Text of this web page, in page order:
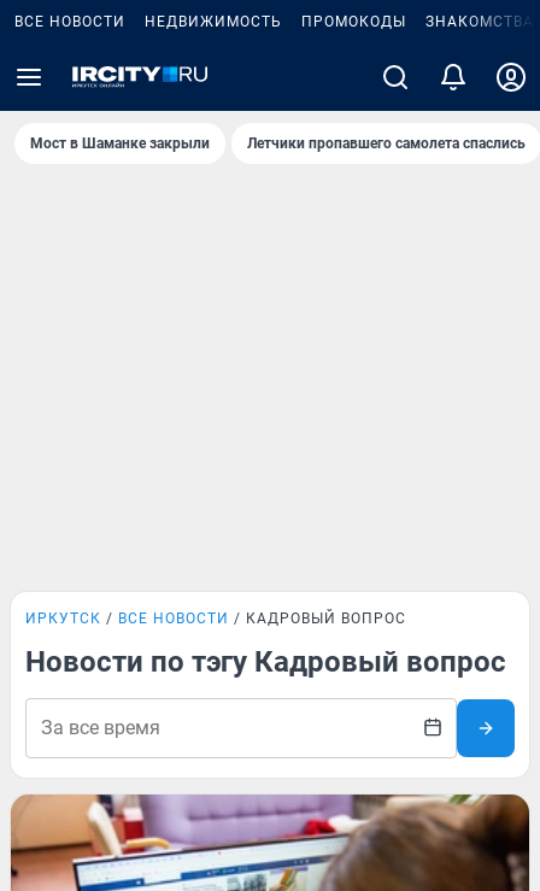
ВСЕ НОВОСТИ НЕДВИЖИМОСТЬ ПРОМОКОДЫ ЗНАКОМСТВА
Мост в Шаманке закрыли Летчики пропавшего самолета спаслись
ИРКУТСК ВСЕ НОВОСТИ КАДРОВЫЙ ВОПРОС
Новости по тэгу Кадровый вопрос